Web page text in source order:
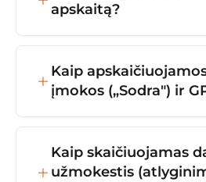
apskaitą?
atlyginimų skaičiavimas,
apskaičiavimas, tabelių
Kaip
įmokos („Sodra") ir
darbuotojo priskaičiuoto
nustatytus tarifus.
Kaip skaičiuojamas
užmokestis